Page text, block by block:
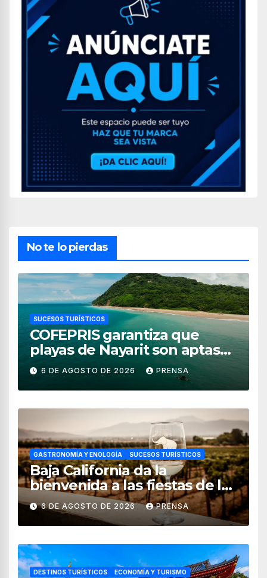
No te lo pierdas
SUCESOS TURÍSTICOS
COFEPRIS garantiza que
playas de Nayarit son aptas
para uso recreativo
6 DE AGOSTO DE 2026 PRENSA
GASTRONOMÍA Y ENOLOGÍA SUCESOS TURÍSTICOS
Baja California da la
bienvenida a las fiestas de la
vendimia 2026
6 DE AGOSTO DE 2026 PRENSA
DESTINOS TURÍSTICOS ECONOMÍA Y TURISMO